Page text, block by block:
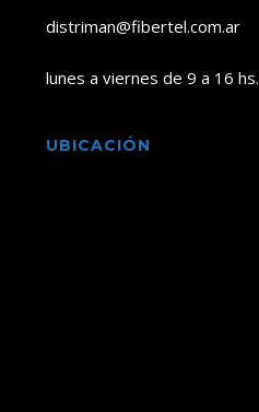
distriman@fibertel.com.ar
lunes a viernes de 9 a 16 hs.
UBICACIÓN